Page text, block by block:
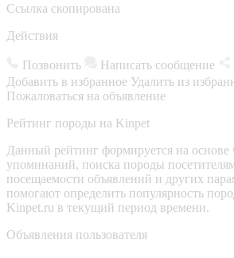
Ссылка скопирована
Действия
Позвонить Написать сообщение
Добавить в избранное Удалить из
Пожаловаться на объявление
Рейтинг породы на Kinpet
Данный рейтинг формируется на основе
упоминаний, поиска породы
посещаемости объявлений и других
помогают определить популярность
Kinpet.ru в текущий период времени.
Объявления пользователя